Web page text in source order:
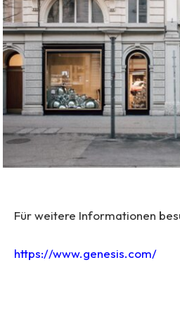
Für weitere Informationen
https://www.genesis.com/